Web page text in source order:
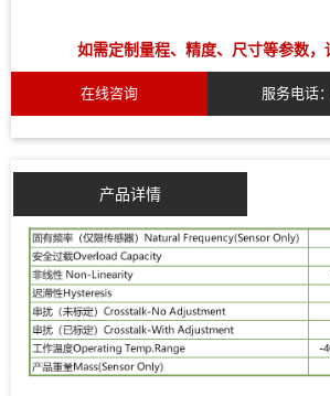
如需定制量程、精度、尺寸等参数，
在线咨询 服务电话
产品详情